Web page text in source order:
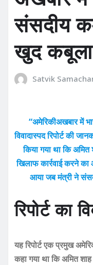
संसदीय
खुद कबूला
Satvik
“अमेरिकीअखबार में
विवादास्पद रिपोर्ट की
किया गया था कि
खिलाफ कार्रवाई करने
आया जब मंत्री ने
रिपोर्ट का
यह रिपोर्ट एक प्रमुख
कहा गया था कि अमित